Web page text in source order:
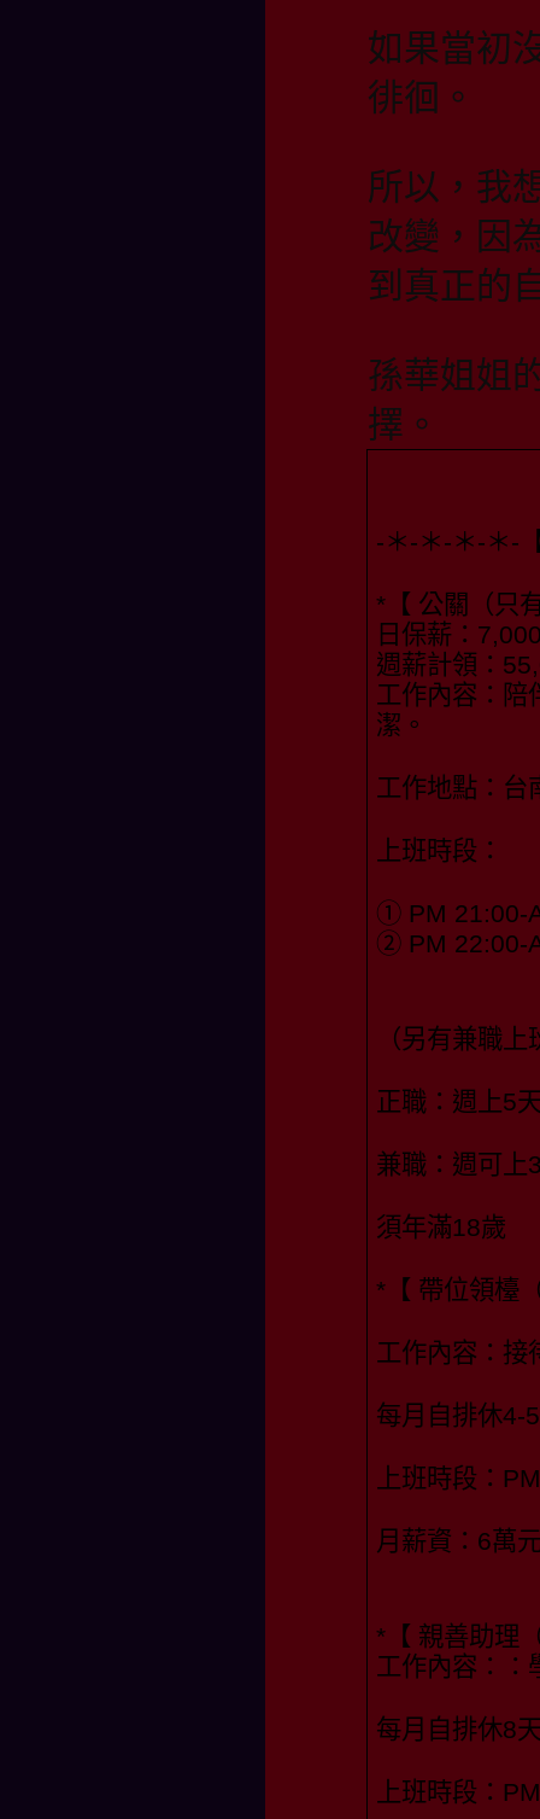
如果當初
徘徊。
所以，我
改變，因
到真正的
孫華姐姐
擇。
-＊-＊-＊-＊-
*【 公關（只
日保薪：
週薪計領：
工作內容：陪
潔。
工作地點：台
上班時段：
① PM 21:00-
② PM 22:00-
（另有兼職
正職：週上5
兼職：週可上
須年滿18歲
*【 帶位領檯
工作內容：接
每月自排休4-
上班時段：
月薪資：6萬
*【 親善助理
工作內容：：
每月自排休8
上班時段：